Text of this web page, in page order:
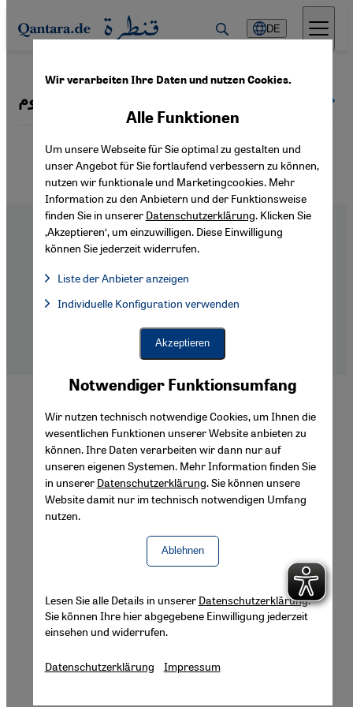
Direkt zum Inhalt springen
DE
ألمانيا اليوم
FooterÜber Uns
Impressum
Barrierefreiheitserklärung
Wir verarbeiten Ihre Daten und nutzen Cookies.
Notwendiger Funktionsumfang
Wir nutzen technisch notwendige Cookies, um Ihnen die
wesentlichen Funktionen unserer Website anbieten zu
können. Ihre Daten verarbeiten wir dann nur auf
unseren eigenen Systemen. Mehr Information finden Sie
in unserer Datenschutzerklärung. Sie können unsere
Website damit nur im technisch notwendigen Umfang
nutzen.
Ablehnen
Alle Funktionen
Um unsere Webseite für Sie optimal zu gestalten und
unser Angebot für Sie fortlaufend verbessern zu können,
nutzen wir funktionale und Marketingcookies. Mehr
Information zu den Anbietern und der Funktionsweise
finden Sie in unserer Datenschutzerklärung. Klicken Sie
‚Akzeptieren‘, um einzuwilligen. Diese Einwilligung
können Sie jederzeit widerrufen.
Liste der Anbieter anzeigen
Facebook Embed / Facebook Connect, Google Maps Embed,
Facebook Embed / Facebook Connect
Google Maps Embed
Individuelle Konfiguration verwenden
Akzeptieren
Lesen Sie alle Details in unserer Datenschutzerklärung.
Sie können Ihre hier abgegebene Einwilligung jederzeit
einsehen und widerrufen.
Datenschutzerklärung Impressum